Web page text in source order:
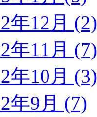
年12月 (2)
年11月 (7)
年10月 (3)
年9月 (7)